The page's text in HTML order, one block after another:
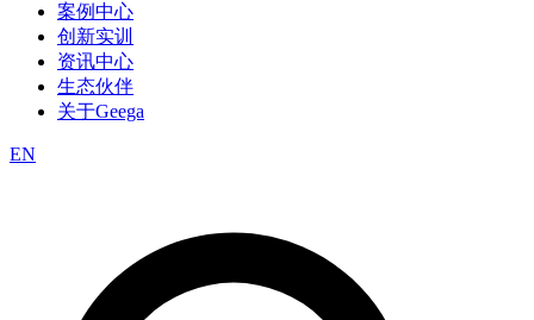
案例中心
创新实训
资讯中心
生态伙伴
关于Geega
EN